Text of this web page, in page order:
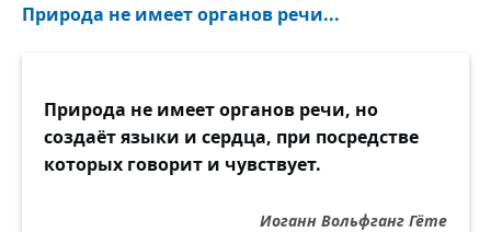
Природа не имеет органов речи...
Природа не имеет органов речи, но
создаёт языки и сердца, при посредстве
которых говорит и чувствует.
Иоганн Вольфганг Гёте